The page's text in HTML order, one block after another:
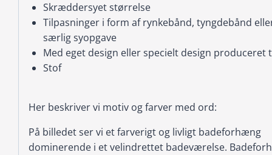
Skræddersyet størrelse
Tilpasninger i form af rynkebånd, tyngdebånd
særlig syopgave
Med eget design eller specielt design produceret
Stof
Her beskriver vi motiv og farver med ord:
På billedet ser vi et farverigt og livligt badeforhæng
dominerende i et velindrettet badeværelse.